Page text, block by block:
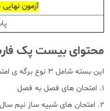
آزمون نهایی
محتوای بیست پک
این بسته شامل 3 نوع برگه ی امتحانی است:
1. امتحان های فصل به فصل
2. امتحان های شبیه ساز نیم سال اول و دوم